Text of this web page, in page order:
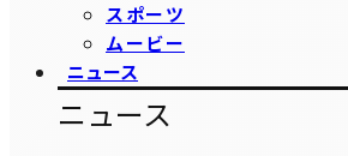
スポーツ
ムービー
ニュース
ニュース